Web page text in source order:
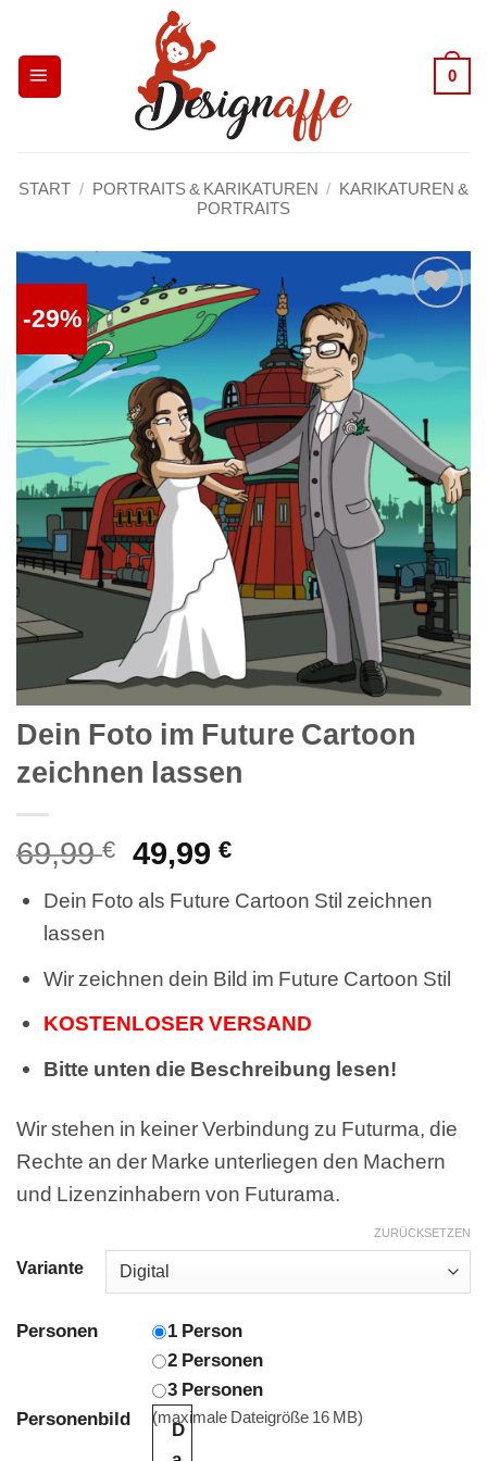
springen
0
START / PORTRAITS & KARIKATUREN / KARIKATUREN &
PORTRAITS
-29%
Auf die
Wunschliste
Dein Foto im Future Cartoon
zeichnen lassen
69,99€
Ursprünglicher
Preis
war:
49,99 €Aktueller
Preis
ist:
Dein Foto als Future Cartoon Stil zeichnen
lassen
Wir zeichnen dein Bild im Future Cartoon Stil
KOSTENLOSER VERSAND
Bitte unten die Beschreibung lesen!
Wir stehen in keiner Verbindung zu Futurma, die
Rechte an der Marke unterliegen den Machern
und Lizenzinhabern von Futurama.
Variante
ZURÜCKSETZEN
Personen
1 Person
2 Personen
3 Personen
Personenbild
D
(maximale Dateigröße 16 MB)